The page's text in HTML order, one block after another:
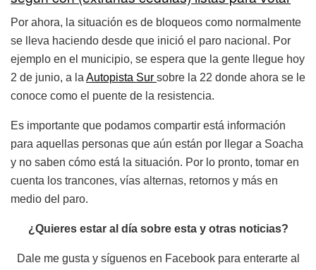
Por ahora, la situación es de bloqueos como normalmente
se lleva haciendo desde que inició el paro nacional. Por
ejemplo en el municipio, se espera que la gente llegue hoy
2 de junio, a la Autopista Sur sobre la 22 donde ahora se le
conoce como el puente de la resistencia.
Es importante que podamos compartir está información
para aquellas personas que aún están por llegar a Soacha
y no saben cómo está la situación. Por lo pronto, tomar en
cuenta los trancones, vías alternas, retornos y más en
medio del paro.
¿Quieres estar al día sobre esta y otras noticias?
Dale me gusta y síguenos en Facebook para enterarte al